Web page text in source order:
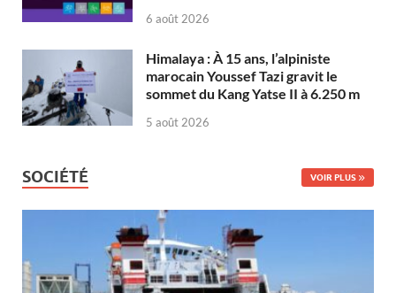
6 août 2026
Himalaya : À 15 ans, l’alpiniste
marocain Youssef Tazi gravit le
sommet du Kang Yatse II à 6.250 m
5 août 2026
SOCIÉTÉ VOIR PLUS